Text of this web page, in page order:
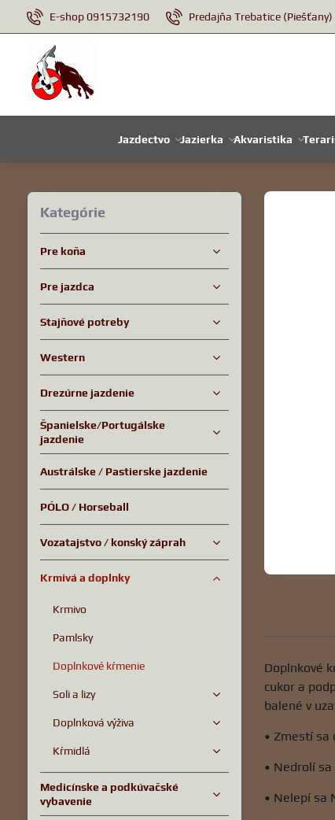
E-shop 0915732190 Predajňa Trebatice
Jazdectvo Jazierka Akvaristika
Doplnkové
cukor a
balené v
• Zmestí sa
• Nedrolí sa
• Nelepí sa
Kategórie
Pre koňa
Pre jazdca
Stajňové potreby
Western
Drezúrne jazdenie
Španielske/Portugálske
jazdenie
Austrálske / Pastierske jazdenie
PÓLO / Horseball
Vozatajstvo / konský záprah
Krmivá a doplnky
Krmivo
Pamlsky
Doplnkové kŕmenie
Soli a lizy
Doplnková výživa
Kŕmidlá
Medicínske a podkúvačské
vybavenie